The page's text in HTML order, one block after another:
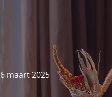
maart 2025